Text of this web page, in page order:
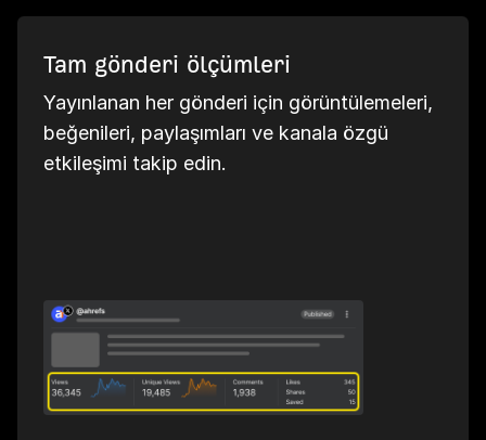
Tam gönderi ölçümleri
Yayınlanan her gönderi için görüntülemeleri,
beğenileri, paylaşımları ve kanala özgü
etkileşimi takip edin.